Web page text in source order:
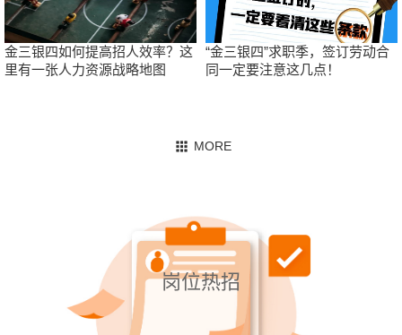
金三银四如何提高招人效率？这
里有一张人力资源战略地图
“金三银四”求职季，签订劳动合
同一定要注意这几点！
岗位热招